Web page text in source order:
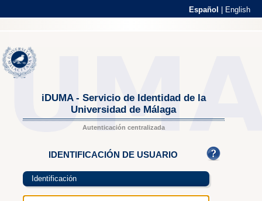
Español English
iDUMA - Servicio de Identidad de la
Universidad de Málaga
Autenticación centralizada
IDENTIFICACIÓN DE USUARIO
Identificación